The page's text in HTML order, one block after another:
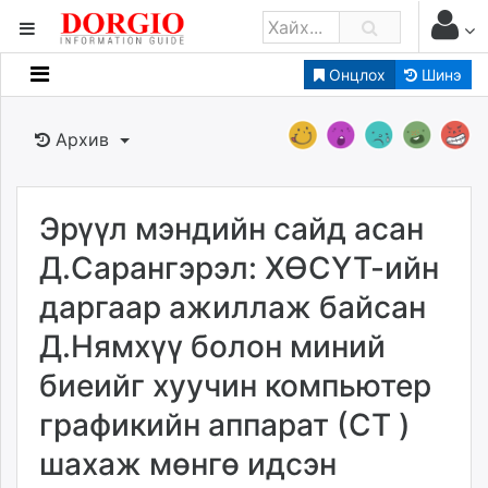
Онцлох Шинэ
Мэдээллийн
Банк санхүү
Бизнес ААН
Төрийн
Нийслэлийн
dorgio.mn
Gogo.mn
caak.mn
news.mn
zindaa.mn
tovch.mn
Архив
Эрүүл мэндийн сайд асан
Д.Сарангэрэл: ХӨСҮТ-ийн
даргаар ажиллаж байсан
Д.Нямхүү болон миний
биеийг хуучин компьютер
графикийн аппарат (СТ )
шахаж мөнгө идсэн